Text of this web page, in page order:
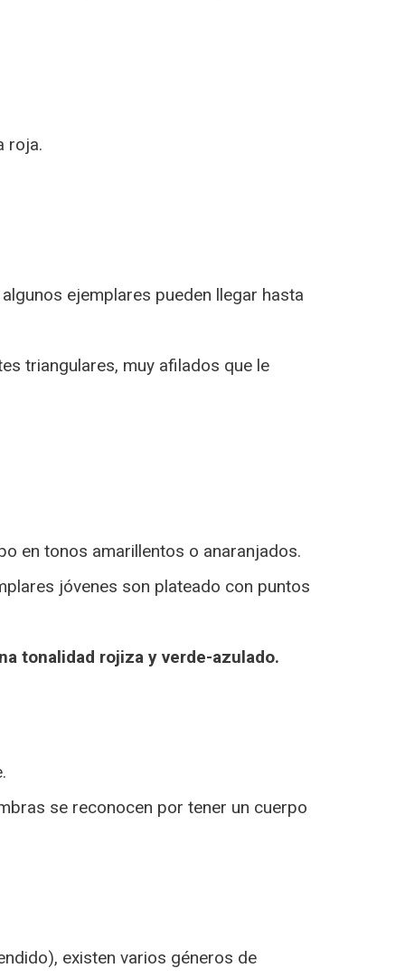
roja.
ejemplares pueden llegar hasta
triangulares, muy afilados que le
en tonos amarillentos o anaranjados.
jóvenes son plateado con puntos
tonalidad rojiza y verde-azulado.
se reconocen por tener un cuerpo
existen varios géneros de